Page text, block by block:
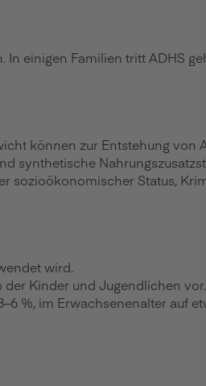
einigen Familien tritt ADHS
können zur Entstehung von
synthetische
sozioökonomischer Status,
wird.
der Kinder und Jugendlichen vor.
%, im Erwachsenenalter auf